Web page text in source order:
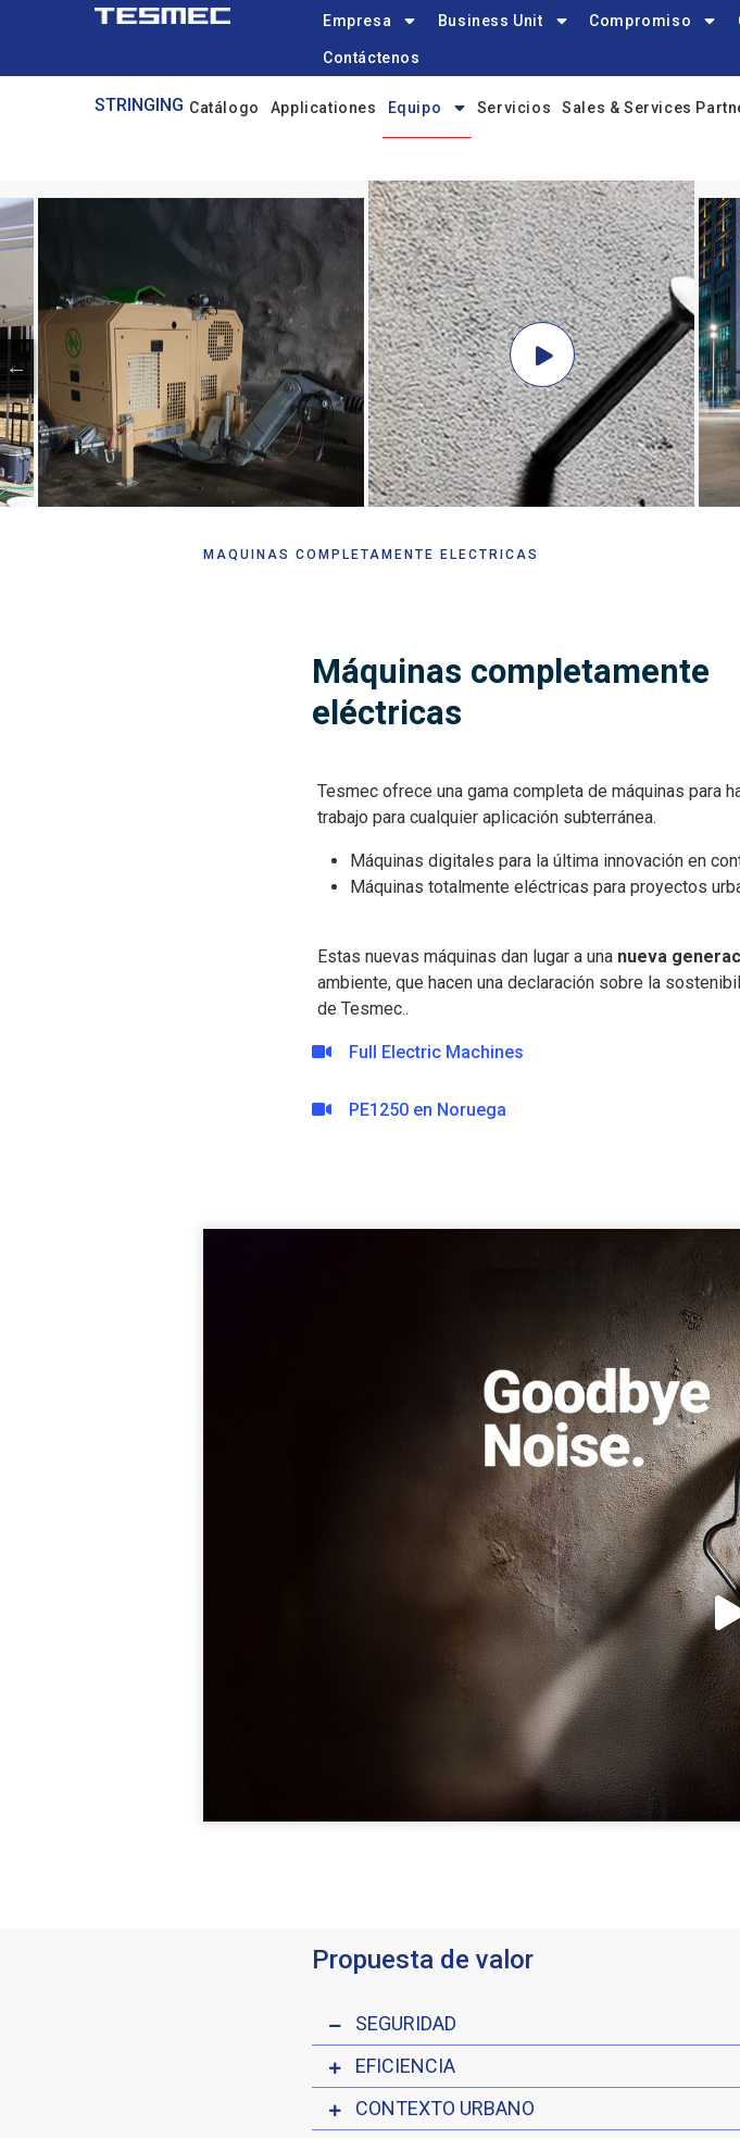
Main
Empresa Business Unit Compromiso
Contáctenos
STRINGING Menu
Catálogo Applicationes Equipo Servicios Sales & Services
Sobrescribir
MÁQUINAS COMPLETAMENTE ELÉCTRICAS
Máquinas completamente
eléctricas
Tesmec ofrece una gama completa de máquinas para
trabajo para cualquier aplicación subterránea.
Máquinas digitales para la última innovación en
Máquinas totalmente eléctricas para proyectos
Estas nuevas máquinas dan lugar a una nueva
ambiente, que hacen una declaración sobre la
de Tesmec..
Full Electric Machines
PE1250 en Noruega
Propuesta de valor
SEGURIDAD
EFICIENCIA
CONTEXTO URBANO